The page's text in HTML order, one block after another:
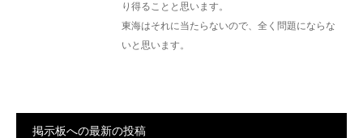
り得ることと思います。
東海はそれに当たらないので、全く問題にならな
いと思います。
掲示板への最新の投稿